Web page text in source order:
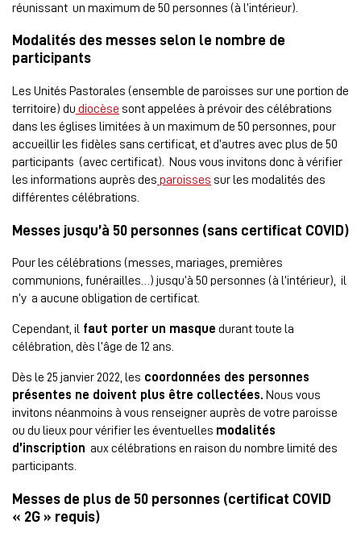
réunissant un maximum de 50 personnes (à l’intérieur).
Modalités des messes selon le nombre de
participants
Les Unités Pastorales (ensemble de paroisses sur une portion de
territoire) du diocèse sont appelées à prévoir des célébrations
dans les églises limitées à un maximum de 50 personnes, pour
accueillir les fidèles sans certificat, et d’autres avec plus de 50
participants (avec certificat). Nous vous invitons donc à vérifier
les informations auprès des paroisses sur les modalités des
différentes célébrations.
Messes jusqu’à 50 personnes (sans certificat COVID)
Pour les célébrations (messes, mariages, premières
communions, funérailles…) jusqu’à 50 personnes (à l’intérieur), il
n’y a aucune obligation de certificat.
Cependant, il faut porter un masque durant toute la
célébration, dès l’âge de 12 ans.
Dès le 25 janvier 2022, les coordonnées des personnes
présentes ne doivent plus être collectées. Nous vous
invitons néanmoins à vous renseigner auprès de votre paroisse
ou du lieux pour vérifier les éventuelles modalités
d’inscription aux célébrations en raison du nombre limité des
participants.
Messes de plus de 50 personnes (certificat COVID
« 2G » requis)